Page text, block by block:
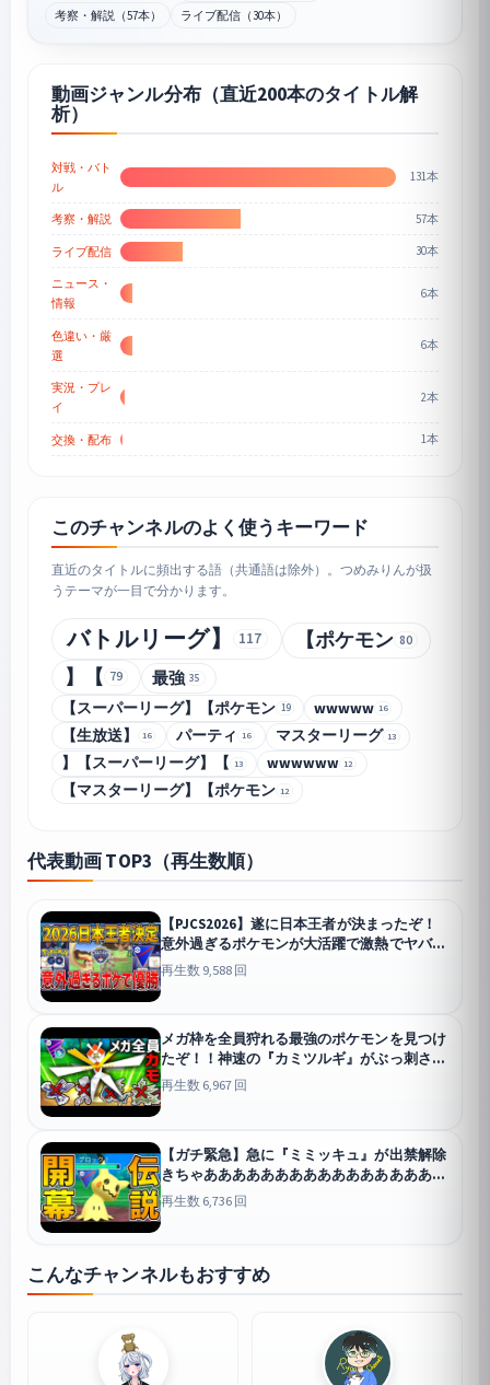
考察・解説（57本）
ライブ配信（30本）
動画ジャンル分布（直近200本のタイトル解
析）
対戦・バト
ル
131本
考察・解説 57本
ライブ配信 30本
ニュース・
情報
6本
色違い・厳
選
6本
実況・プレ
イ
2本
交換・配布 1本
このチャンネルのよく使うキーワード
直近のタイトルに頻出する語（共通語は除外）。つめみりんが扱
うテーマが一目で分かります。
バトルリーグ】 117 【ポケモン 80
】【 79 最強 35
【スーパーリーグ】【ポケモン 19 wwwww 16
【生放送】 16 パーティ 16 マスターリーグ 13
】【スーパーリーグ】【 13 wwwwww 12
【マスターリーグ】【ポケモン 12
代表動画 TOP3（再生数順）
【PJCS2026】遂に日本王者が決まったぞ！
意外過ぎるポケモンが大活躍で激熱でヤバす
ぎた件wwwwww【スーパーリーグ】【ポケ
モンGO】
再生数 9,588 回
メガ枠を全員狩れる最強のポケモンを見つけ
たぞ！！神速の『カミツルギ』がぶっ刺さり
でレート爆上げきたあああああああ！！！
【メガマスターリーグ】【ポケモンGO】
再生数 6,967 回
【ガチ緊急】急に『ミミッキュ』が出禁解除
きちゃあああああああああああああああああ
あああああああああ！！！！！！【スーパー
リーグ】【ポケモンGO】
再生数 6,736 回
こんなチャンネルもおすすめ